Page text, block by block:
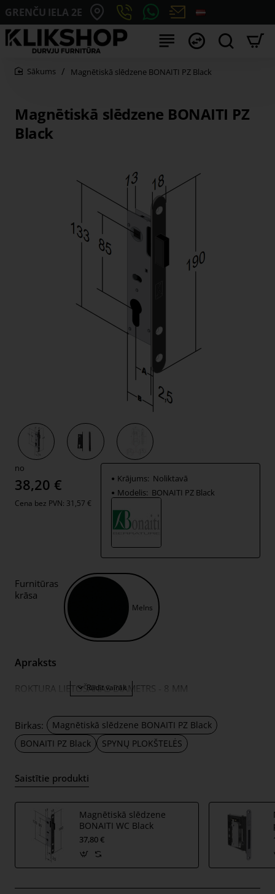
GRENČU IELA 2E
Magnētiskā slēdzene BONAITI PZ
Black
Magnētiskā slēdzene BONAITI PZ Black
no
38,20 €
Cena bez PVN: 31,57 €
Krājums: Noliktavā
Modelis: BONAITI PZ Black
Furnitūras
krāsa
Melns
Apraksts
ROKTURA LIETOŠANAS DIAMETRS - 8 MM
Birkas:
Magnētiskā slēdzene BONAITI PZ Black
BONAITI PZ Black
SPYNŲ PLOKŠTELĖS
Saistītie produkti
Magnētiskā slēdzene
BONAITI WC Black
37,80 €